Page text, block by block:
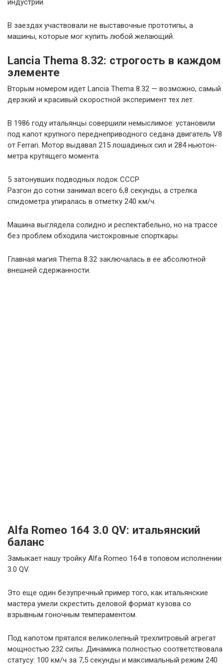
индустрии.
В заездах участвовали не выставочные прототипы, а
машины, которые мог купить любой желающий.
Lancia Thema 8.32: строгость в каждом
элементе
Вторым номером идет Lancia Thema 8.32 — возможно, самый
дерзкий и красивый скоростной эксперимент тех лет.
В 1986 году итальянцы совершили немыслимое: установили
под капот крупного переднеприводного седана двигатель V8
от Ferrari. Мотор выдавал 215 лошадиных сил и 284 ньютон-
метра крутящего момента.
5 затонувших подводных лодок СССР
Разгон до сотни занимал всего 6,8 секунды, а стрелка
спидометра упиралась в отметку 240 км/ч.
Машина выглядела солидно и респектабельно, но на трассе
без проблем обходила чистокровные спорткары.
Главная магия Thema 8.32 заключалась в ее абсолютной
внешней сдержанности.
Alfa Romeo 164 3.0 QV: итальянский
баланс
Замыкает нашу тройку Alfa Romeo 164 в топовом исполнении
3.0 QV.
Это еще один безупречный пример того, как итальянские
мастера умели скрестить деловой формат кузова со
взрывным гоночным темпераментом.
Под капотом прятался великолепный трехлитровый агрегат
мощностью 232 силы. Динамика полностью соответствовала
статусу: 100 км/ч за 7,5 секунды и максимальный режим 240